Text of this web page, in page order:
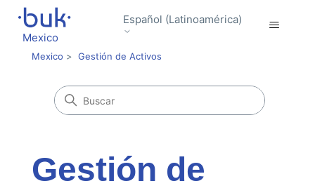
Mexico
Español (Latinoamérica)
Mexico Gestión de Activos
Gestión de